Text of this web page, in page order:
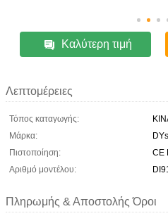
Καλύτερη τιμή
Λεπτομέρειες
Τόπος καταγωγής:
Μάρκα:
Πιστοποίηση:
CE
Αριθμό μοντέλου:
Πληρωμής & Αποστολής Όροι